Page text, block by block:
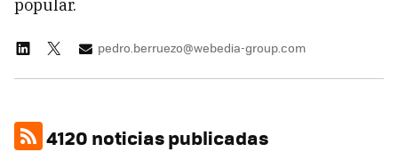
popular.
pedro.berruezo@webedia-group.com
4120 noticias publicadas